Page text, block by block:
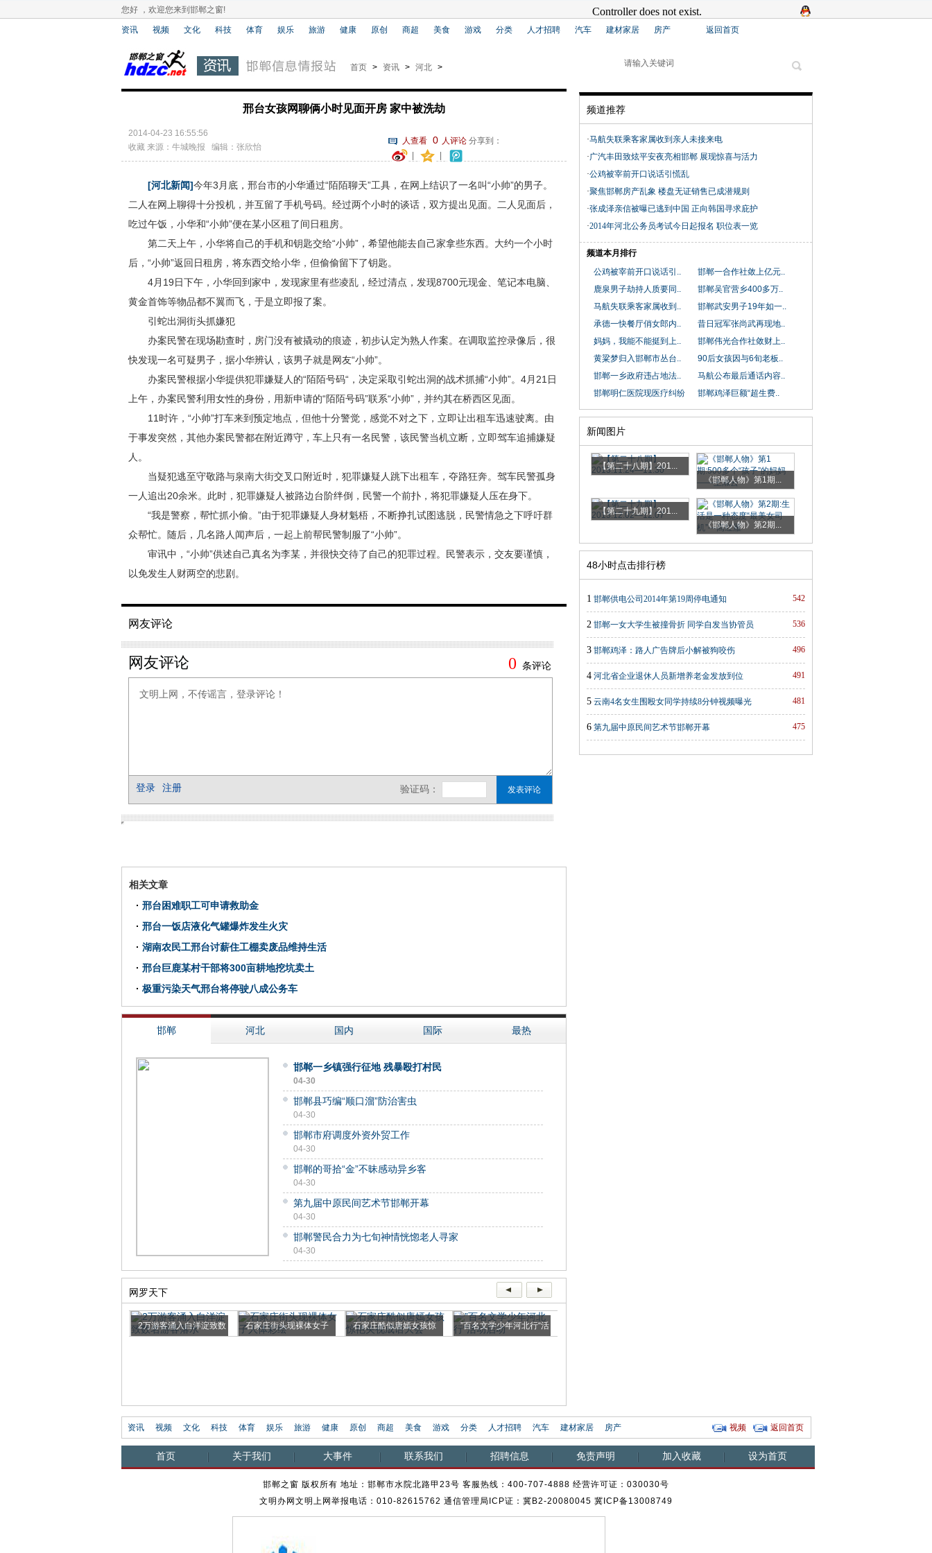
您好 ，欢迎您来到邯郸之窗!
资讯 视频 文化 科技 体育 娱乐 旅游 健康 原创 商超 美食 游戏 分类 人才招聘 汽车 建材家居 房产 返回首页
首页 > 资讯 > 河北 >
邢台女孩网聊俩小时见面开房 家中被洗劫
人查看 0 人评论分享到：
2014-04-23 16:55:56
收藏 来源：牛城晚报 编辑：张欣怡
[河北新闻]今年3月底，邢台市的小华通过“陌陌聊天”工具，在网上结识了一名叫“小帅”的男子。
二人在网上聊得十分投机，并互留了手机号码。经过两个小时的谈话，双方提出见面。二人见面后，
吃过午饭，小华和“小帅”便在某小区租了间日租房。
第二天上午，小华将自己的手机和钥匙交给“小帅”，希望他能去自己家拿些东西。大约一个小时
后，“小帅”返回日租房，将东西交给小华，但偷偷留下了钥匙。
4月19日下午，小华回到家中，发现家里有些凌乱，经过清点，发现8700元现金、笔记本电脑、
黄金首饰等物品都不翼而飞，于是立即报了案。
引蛇出洞街头抓嫌犯
办案民警在现场勘查时，房门没有被撬动的痕迹，初步认定为熟人作案。在调取监控录像后，很
快发现一名可疑男子，据小华辨认，该男子就是网友“小帅”。
办案民警根据小华提供犯罪嫌疑人的“陌陌号码“，决定采取引蛇出洞的战术抓捕“小帅”。4月21日
上午，办案民警利用女性的身份，用新申请的“陌陌号码”联系“小帅”，并约其在桥西区见面。
11时许，“小帅”打车来到预定地点，但他十分警觉，感觉不对之下，立即让出租车迅速驶离。由
于事发突然，其他办案民警都在附近蹲守，车上只有一名民警，该民警当机立断，立即驾车追捕嫌疑
人。
当疑犯逃至守敬路与泉南大街交叉口附近时，犯罪嫌疑人跳下出租车，夺路狂奔。驾车民警孤身
一人追出20余米。此时，犯罪嫌疑人被路边台阶绊倒，民警一个前扑，将犯罪嫌疑人压在身下。
“我是警察，帮忙抓小偷。”由于犯罪嫌疑人身材魁梧，不断挣扎试图逃脱，民警情急之下呼吁群
众帮忙。随后，几名路人闻声后，一起上前帮民警制服了“小帅”。
审讯中，“小帅”供述自己真名为李某，并很快交待了自己的犯罪过程。民警表示，交友要谨慎，
以免发生人财两空的悲剧。
网友评论
相关文章
· 邢台困难职工可申请救助金
· 邢台一饭店液化气罐爆炸发生火灾
· 湖南农民工邢台讨薪住工棚卖废品维持生活
· 邢台巨鹿某村干部将300亩耕地挖坑卖土
· 极重污染天气邢台将停驶八成公务车
邯郸 河北 国内 国际 最热
邯郸一乡镇强行征地 残暴殴打村民
04-30
邯郸县巧编“顺口溜”防治害虫
04-30
邯郸市府调度外资外贸工作
04-30
邯郸的哥拾“金”不昧感动异乡客
04-30
第九届中原民间艺术节邯郸开幕
04-30
邯郸警民合力为七旬神情恍惚老人寻家
04-30
网罗天下
2万游客涌入白洋淀致数 石家庄街头现裸体女子 石家庄酷似唐嫣女孩惊 ”百名文学少年河北行“活
频道推荐
·马航失联乘客家属收到亲人未接来电
·广汽丰田致炫平安夜亮相邯郸 展现惊喜与活力
·公鸡被宰前开口说话引慌乱
·聚焦邯郸房产乱象 楼盘无证销售已成潜规则
·张成泽亲信被曝已逃到中国 正向韩国寻求庇护
·2014年河北公务员考试今日起报名 职位表一览
频道本月排行
公鸡被宰前开口说话引..
邯郸一合作社敛上亿元..
鹿泉男子劫持人质要同..
邯郸吴官营乡400多万..
马航失联乘客家属收到..
邯郸武安男子19年如一..
承德一快餐厅俏女郎内..
昔日冠军张尚武再现地..
妈妈，我能不能挺到上..
邯郸伟光合作社敛财上..
黄粱梦归入邯郸市丛台..
90后女孩因与6旬老板..
邯郸一乡政府违占地法..
马航公布最后通话内容..
邯郸明仁医院现医疗纠纷
邯郸鸡泽巨额“超生费..
新闻图片
【第二十八期】201...
《邯郸人物》第1期...
【第二十九期】201...
《邯郸人物》第2期...
48小时点击排行榜
542
1 邯郸供电公司2014年第19周停电通知
536
2 邯郸一女大学生被撞骨折 同学自发当协管员
496
3 邯郸鸡泽：路人广告牌后小解被狗咬伤
491
4 河北省企业退休人员新增养老金发放到位
481
5 云南4名女生围殴女同学持续8分钟视频曝光
475
6 第九届中原民间艺术节邯郸开幕
资讯 视频 文化 科技 体育 娱乐 旅游 健康 原创 商超 美食 游戏 分类 人才招聘 汽车 建材家居 房产 返回首页
视频
首页 关于我们 大事件 联系我们 招聘信息 免责声明 加入收藏 设为首页
邯郸之窗 版权所有 地址：邯郸市水院北路甲23号 客服热线：400-707-4888 经营许可证：030030号
文明办网文明上网举报电话：010-82615762 通信管理局ICP证：冀B2-20080045 冀ICP备13008749